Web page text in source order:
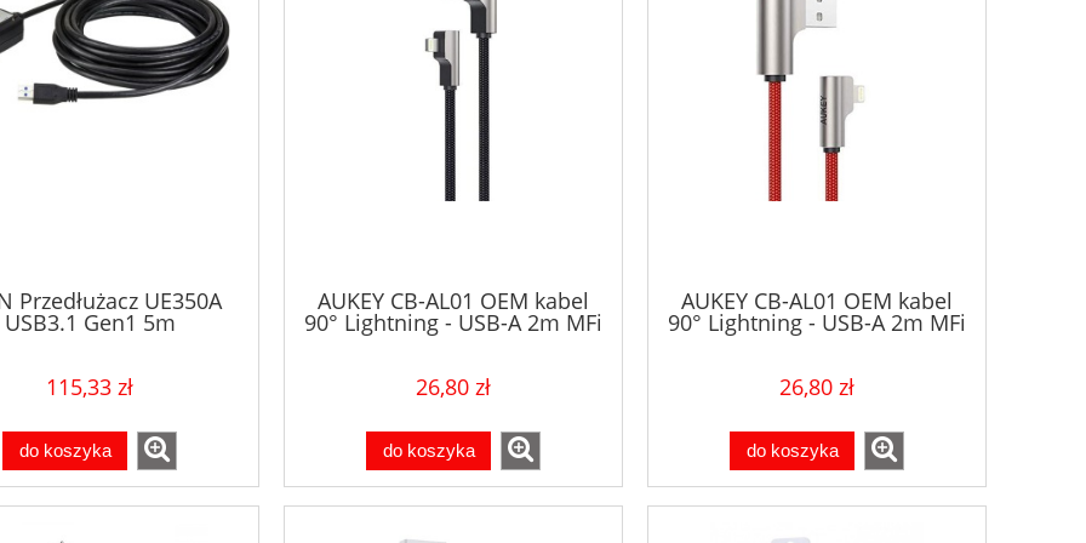
Przedłużacz UE350A
USB3.1 Gen1 5m
115,33 zł
do koszyka
AUKEY CB-AL01 OEM kabel
90° Lightning - USB-A 2m MFi
Apple kątowy wtyki 90 stopni
26,80 zł
do koszyka
AUKEY CB-AL01 OEM kabel
90° Lightning - USB-A 2m MFi
Apple kątowy wtyki 90 stopni
26,80 zł
do koszyka